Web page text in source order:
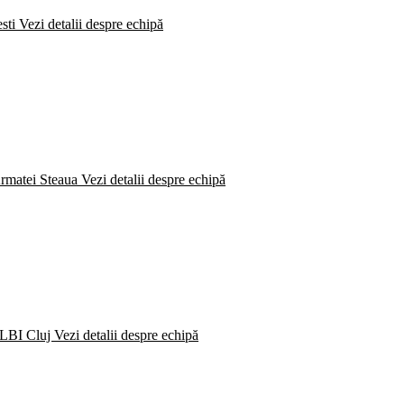
Vezi detalii despre echipă
Steaua Vezi detalii despre echipă
Cluj Vezi detalii despre echipă